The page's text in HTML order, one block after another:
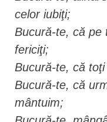
celor iubiţi;
Bucură-te, că pe
fericiţi;
Bucură-te, că
Bucură-te, că
mântuim;